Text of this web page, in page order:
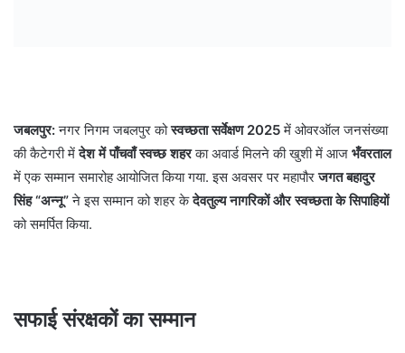
जबलपुर:नगर निगम जबलपुर कोस्वच्छता सर्वेक्षण 2025में ओवरऑल जनसंख्या
की कैटेगरी मेंदेश में पाँचवाँ स्वच्छ शहरका अवार्ड मिलने की खुशी में आज भँवरताल
में एक सम्मान समारोह आयोजित किया गया. इस अवसर पर महापौरजगत बहादुर
सिंह “अन्नू”ने इस सम्मान को शहर केदेवतुल्य नागरिकों और स्वच्छता के सिपाहियों
को समर्पित किया.
सफाई संरक्षकों का सम्मान